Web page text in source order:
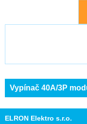
Vypínač 40A/3P
ELRON Elektro s.r.o.